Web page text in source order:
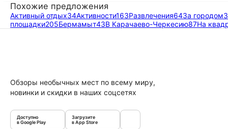
Похожие предложения
Активный отдых34Активности163Развлечения64За городом
площадки205Бермамыт43В Карачаево-Черкесию87На
Обзоры необычных мест по всему миру,
новинки и скидки в наших соцсетях
Доступно
в Google Play
Загрузите
в App Store